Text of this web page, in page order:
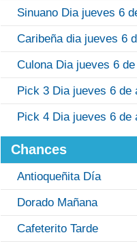
Sinuano Dia jueves 6
Caribeña dia jueves 6
Culona Dia jueves 6
Pick 3 Dia jueves 6 de
Pick 4 Dia jueves 6 de
Chances
Antioqueñita Día
Dorado Mañana
Cafeterito Tarde